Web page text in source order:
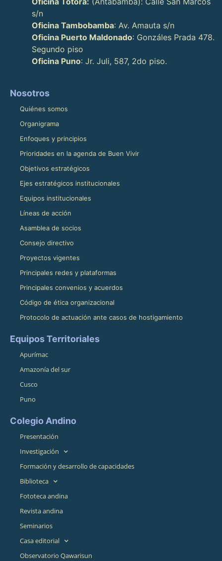
s/n
Oficina Tambobamba: Av. Amauta s/n
Oficina Puerto Maldonado: Gonzáles Prada 478.
Segundo piso
Oficina Puno: Jr. Juli, 587, 2do piso.
Nosotros
Quiénes somos
Organigrama
Enfoques y principios
Prioridades en la agenda de Buen Vivir
Objetivos estratégicos
Ejes estratégicos institucionales
Equipos institucionales
Líneas de acción
Asamblea de socios
Consejo directivo
Proyectos vigentes
Principales redes y plataformas
Principales convenios y acuerdos
Código de ética organizacional
Protocolo de actuación ante casos de hostigamiento
Equipos Territoriales
Apurímac
Amazonía del sur
Cusco
Puno
Colegio Andino
Presentación
Investigación
Formación y desarrollo de capacidades
Biblioteca
Fototeca andina
Revista andina
Seminarios
Casa editorial
Observatorio Qawarisun